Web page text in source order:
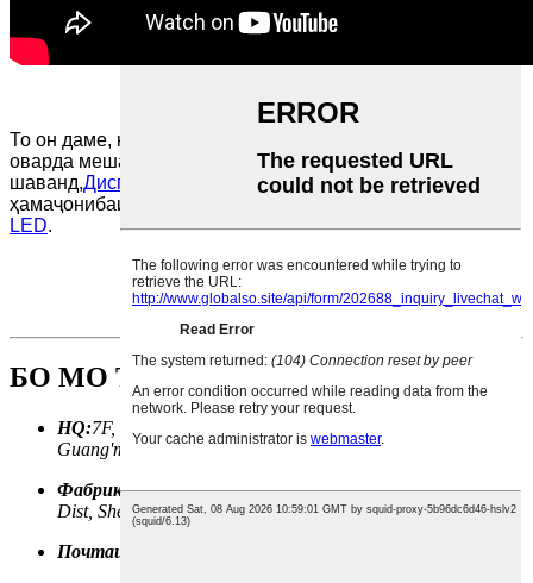
То он даме, ки идеяҳои шумо бо ин хусусият ба даст
оварда мешаванд, онҳо метавонанд истифода
шаванд,Дисплейи LED Yonwaytech ба шумо як ҳалли
ҳамаҷонибаи фармоишӣ барои
LED.
БО МО ТАМОС ГИРЕД
HQ:7F, Bldg SMOK, 29#, Guangyuaner Rd, Fenghuang St,
Guang'ming Dist, Shenzhen, Guangdong, China
Фабрика:Bldg D, 2035#, Songbai Rd, Shiyan St, Bao'an
Dist, Shenzhen, Guangdong, China
Почтаи электронӣ: